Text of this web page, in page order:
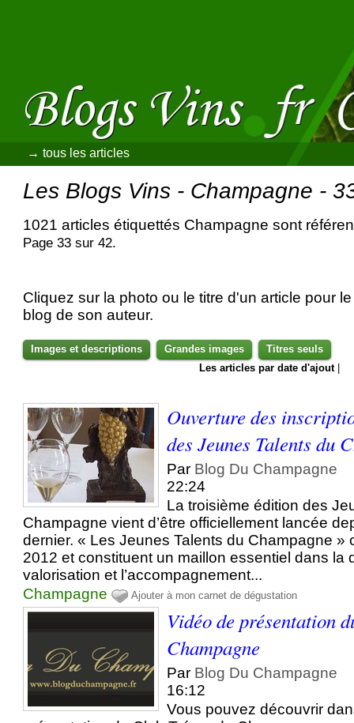
→ tous les articles
Les Blogs Vins - Champagne -
1021 articles étiquettés Champagne sont
Page 33 sur 42.
Cliquez sur la photo ou le titre d'un article pour
blog de son auteur.
Images et descriptions Grandes images
Titres seuls
Les articles par date d'ajout|
Ouverture des
des Jeunes Talents du
Par Blog Du Champagne
22:24
La troisième édition des
Champagne vient d’être officiellement lancée
dernier. « Les Jeunes Talents du Champagne »
2012 et constituent un maillon essentiel dans la
valorisation et l’accompagnement...
Champagne
Ajouter à mon carnet de dégustation
Vidéo de présentation
Champagne
Par Blog Du Champagne
16:12
Vous pouvez découvrir